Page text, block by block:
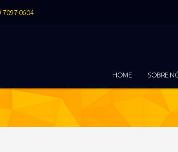
7097-0604
HOME SOBRE